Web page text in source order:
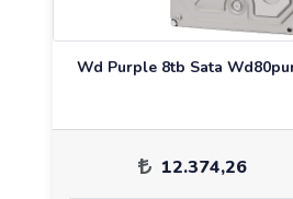
Wd Purple 8tb Sata
12.374,26